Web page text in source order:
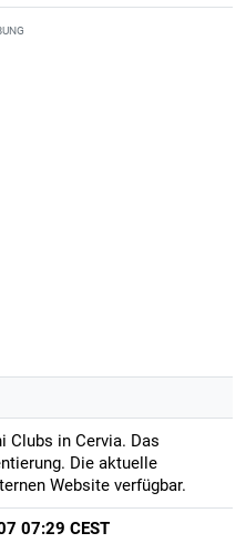
Clubs in Cervia. Das
Die aktuelle
Website verfügbar.
07:29 CEST